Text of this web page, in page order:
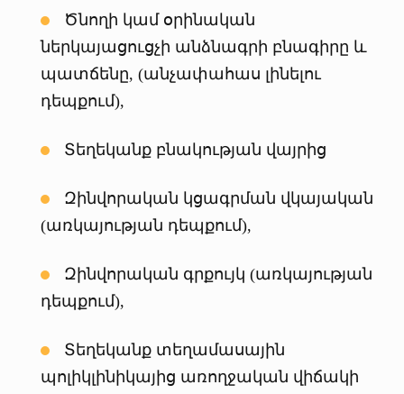
Ծնողի կամ օրինական
ներկայացուցչի անձնագրի բնագիրը և
պատճենը, (անչափահաս լինելու
դեպքում),
Տեղեկանք բնակության վայրից
Զինվորական կցագրման վկայական
(առկայության դեպքում),
Զինվորական գրքույկ (առկայության
դեպքում),
Տեղեկանք տեղամասային
պոլիկլինիկայից առողջական վիճակի